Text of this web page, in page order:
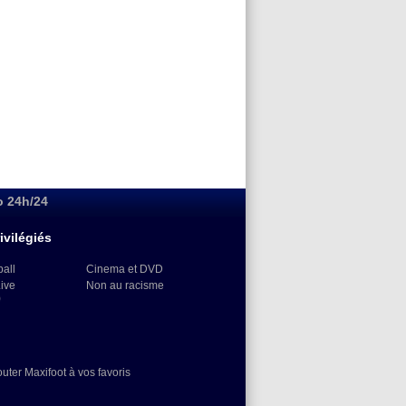
24h/24
Cinema et DVD
Non au racisme
Maxifoot à vos favoris